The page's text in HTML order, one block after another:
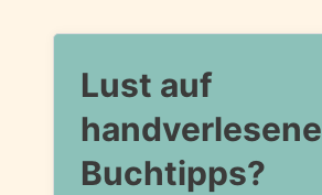
Lust auf
handverlesene
Buchtipps?